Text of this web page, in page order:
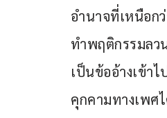
อำนาจที่เหนือก
ทำพฤติกรรมลว
เป็นข้ออ้างเข้า
คุกคามทางเพศ